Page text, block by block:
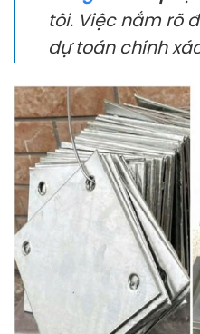
tôi. Việc nắm rõ
dự toán chính